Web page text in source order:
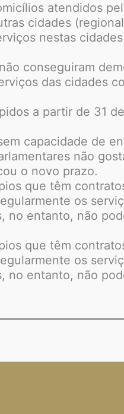
atendidos
cidades
nestas
conseguiram
das cidades
a partir de 31
capacidade de
não
o novo prazo.
que têm
os
no entanto, não
que têm
os
no entanto, não